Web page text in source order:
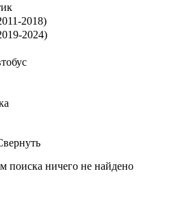
2018)
2024)
поиска ничего не найдено